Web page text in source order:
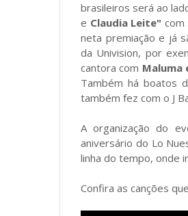
brasileiros será ao
e Claudia Leite" com
neta premiação e já
da Univision, por
cantora com Maluma
Também há boatos
também fez com o J
A organização do
aniversário do Lo
linha do tempo, onde
Confira as canções